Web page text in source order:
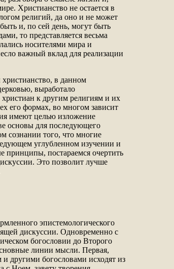
Христианство не остается в
религий, да оно и не может
и, по сей день, могут быть
то представляется весьма
носителями мира и
важный вклад для реализации
в данном
выработало
к другим религиям и их
его формах, во многом зависит
имеют целью изложение
основы для последующего
того, что многие
углубленном изучении и
постараемся очертить
Это позволит лучше
эпистемологического
дискуссии. Одновременно с
богословии до Второго
линии мысли. Первая,
другими богословами исходят из